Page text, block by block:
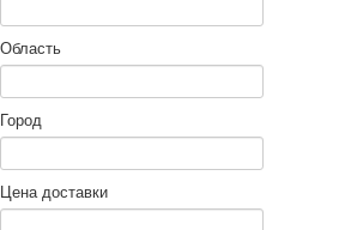
Область
Город
Цена доставки